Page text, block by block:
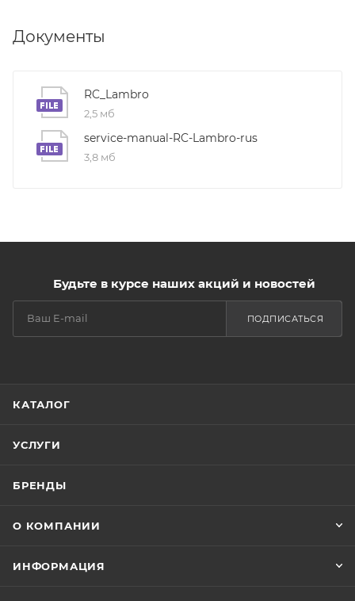
Документы
RC_Lambro
2,5 мб
service-manual-RC-Lambro-rus
3,8 мб
Будьте в курсе наших акций и новостей
ПОДПИСАТЬСЯ
КАТАЛОГ
УСЛУГИ
БРЕНДЫ
О КОМПАНИИ
ИНФОРМАЦИЯ